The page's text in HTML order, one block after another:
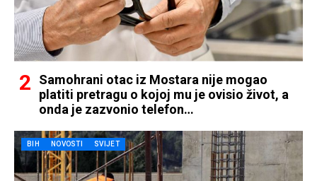
Samohrani otac iz Mostara nije mogao
platiti pretragu o kojoj mu je ovisio život, a
onda je zazvonio telefon…
BIH NOVOSTI SVIJET